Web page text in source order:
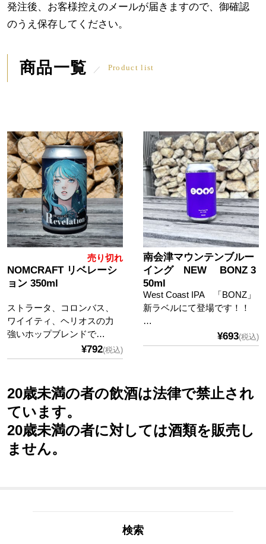
発注後、お客様控えのメールが届きますので、御確認
のうえ保存してください。
商品一覧 Product list
売り切れ
NOMCRAFT リベレーシ
ョン 350ml
ストラータ、コロンバス、
ワイイティ、ヘリオスの力
強いホップブレンドで…
¥792(税込)
南会津マウンテンブルー
イング NEW BONZ 3
50ml
West Coast IPA 「BONZ」
新ラベルにて登場です！！
…
¥693(税込)
20歳未満の者の飲酒は法律で禁止され
ています。
20歳未満の者に対しては酒類を販売し
ません。
検索